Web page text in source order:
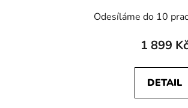
Odesíláme do 10
1 899 Kč
DETAIL